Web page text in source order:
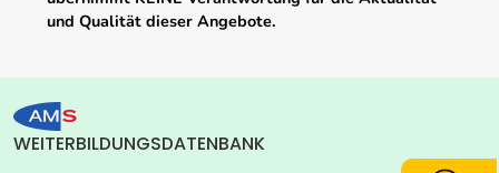
und Qualität dieser Angebote.
WEITERBILDUNGSDATENBANK